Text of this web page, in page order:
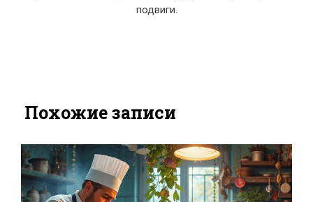
подвиги.
Похожие записи